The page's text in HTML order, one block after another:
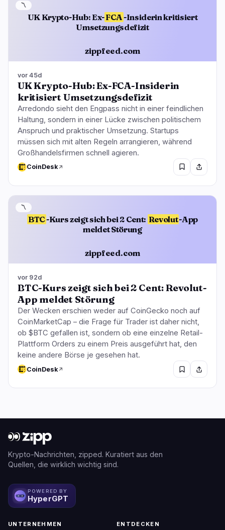
UK Krypto-Hub: Ex-FCA-Insiderin kritisiert
Umsetzungsdefizit
zippfeed.com
〽️
vor 45d
UK Krypto-Hub: Ex-FCA-Insiderin
kritisiert Umsetzungsdefizit
Arredondo sieht den Engpass nicht in einer feindlichen
Haltung, sondern in einer Lücke zwischen politischem
Anspruch und praktischer Umsetzung. Startups
müssen sich mit alten Regeln arrangieren, während
Großhandelsfirmen schnell agieren.
CoinDesk
BTC-Kurs zeigt sich bei 2 Cent: Revolut-App
meldet Störung
zippfeed.com
〽️
vor 92d
BTC-Kurs zeigt sich bei 2 Cent: Revolut-
App meldet Störung
Der Wecken erschien weder auf CoinGecko noch auf
CoinMarketCap – die Frage für Trader ist daher nicht,
ob $BTC gefallen ist, sondern ob eine einzelne Retail-
Plattform Orders zu einem Preis ausgeführt hat, den
keine andere Börse je gesehen hat.
CoinDesk
Krypto-Nachrichten, zipped. Kuratiert aus den
Quellen, die wirklich wichtig sind.
POWERED BY
HyperGPT
UNTERNEHMEN ENTDECKEN